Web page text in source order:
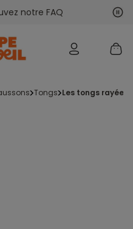
notre FAQ
tongs les tongs rayées